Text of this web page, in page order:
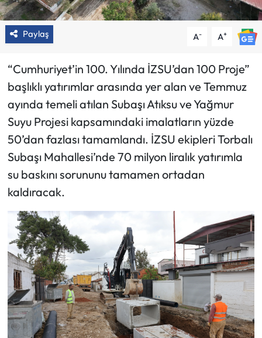
Paylaş A- A+
“Cumhuriyet’in 100. Yılında İZSU’dan 100 Proje”
başlıklı yatırımlar arasında yer alan ve Temmuz
ayında temeli atılan Subaşı Atıksu ve Yağmur
Suyu Projesi kapsamındaki imalatların yüzde
50’dan fazlası tamamlandı. İZSU ekipleri Torbalı
Subaşı Mahallesi’nde 70 milyon liralık yatırımla
su baskını sorununu tamamen ortadan
kaldıracak.